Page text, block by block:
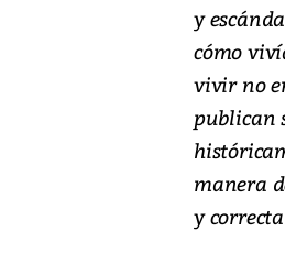
y
cómo
vivir no
publican
manera
y